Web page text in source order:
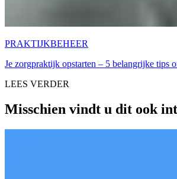
PRAKTIJKBEHEER
Je zorgpraktijk opstarten – 5 belangrijke tips
LEES VERDER
Misschien vindt u dit ook